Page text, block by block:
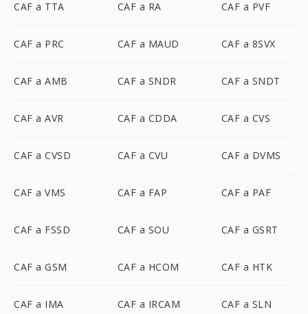
CAF a TTA CAF a RA CAF a PVF
CAF a PRC CAF a MAUD CAF a 8SVX
CAF a AMB CAF a SNDR CAF a SNDT
CAF a AVR CAF a CDDA CAF a CVS
CAF a CVSD CAF a CVU CAF a DVMS
CAF a VMS CAF a FAP CAF a PAF
CAF a FSSD CAF a SOU CAF a GSRT
CAF a GSM CAF a HCOM CAF a HTK
CAF a IMA CAF a IRCAM CAF a SLN